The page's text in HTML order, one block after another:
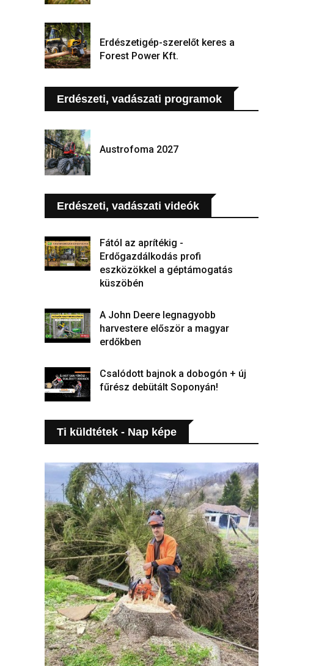
Erdészetigép-szerelőt keres a
Forest Power Kft.
Erdészeti, vadászati programok
Austrofoma 2027
Erdészeti, vadászati videók
Fától az aprítékig -
Erdőgazdálkodás profi
eszközökkel a géptámogatás
küszöbén
A John Deere legnagyobb
harvestere először a magyar
erdőkben
Csalódott bajnok a dobogón + új
fűrész debütált Soponyán!
Ti küldtétek - Nap képe